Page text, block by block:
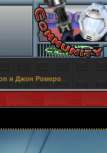
и Джон Ромеро